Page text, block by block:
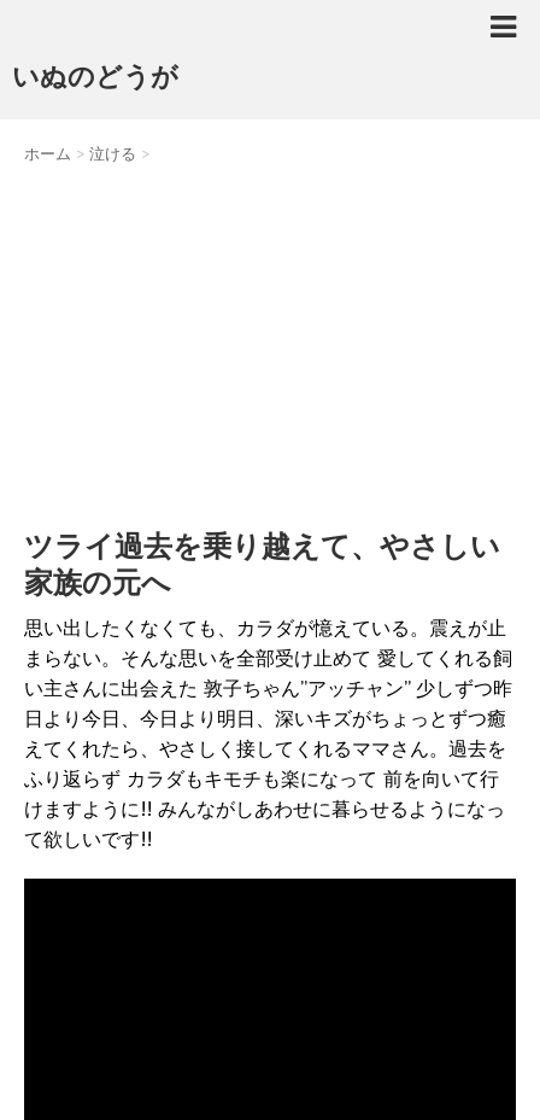
いぬのどうが
ホーム > 泣ける >
ツライ過去を乗り越えて、やさしい
家族の元へ
思い出したくなくても、カラダが憶えている。震えが止
まらない。そんな思いを全部受け止めて 愛してくれる飼
い主さんに出会えた 敦子ちゃん”アッチャン” 少しずつ昨
日より今日、今日より明日、深いキズがちょっとずつ癒
えてくれたら、やさしく接してくれるママさん。過去を
ふり返らず カラダもキモチも楽になって 前を向いて行
けますように!! みんながしあわせに暮らせるようになっ
て欲しいです!!